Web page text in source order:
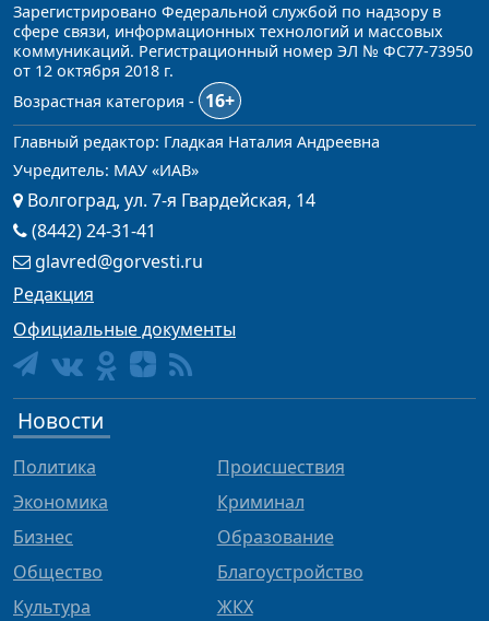
Зарегистрировано Федеральной службой по надзору в
сфере связи, информационных технологий и массовых
коммуникаций. Регистрационный номер ЭЛ № ФС77-73950
от 12 октября 2018 г.
Возрастная категория -
16+
Главный редактор: Гладкая Наталия Андреевна
Учредитель: МАУ «ИАВ»
Волгоград, ул. 7-я Гвардейская, 14
(8442) 24-31-41
glavred@gorvesti.ru
Редакция
Официальные документы
Новости
Политика
Экономика
Бизнес
Общество
Культура
Происшествия
Криминал
Образование
Благоустройство
ЖКХ